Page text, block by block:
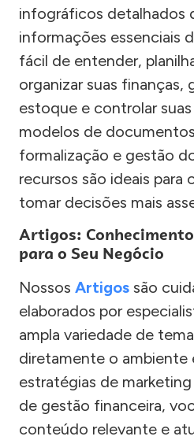
infográficos detalhados
informações essenciais
fácil de entender,
organizar suas finanças,
estoque e controlar
modelos de
formalização e gestão
recursos são ideais para
tomar decisões mais
Artigos:
para o Seu Negócio
Nossos Artigos são
elaborados por
ampla variedade de
diretamente o ambiente
estratégias de
de gestão financeira,
conteúdo relevante e